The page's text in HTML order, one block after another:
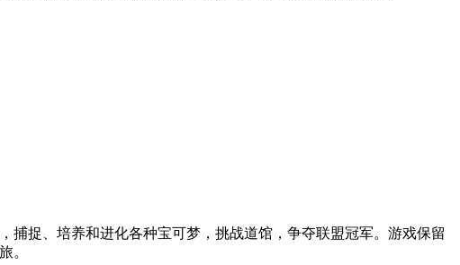
捕捉、培养和进化各种宝可梦，挑战道馆，争夺联盟冠军。游戏保留
。